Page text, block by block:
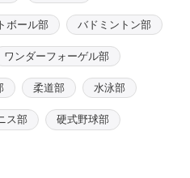
ボール部 バドミントン部
ワンダーフォーゲル部
柔道部 水泳部
ス部 硬式野球部